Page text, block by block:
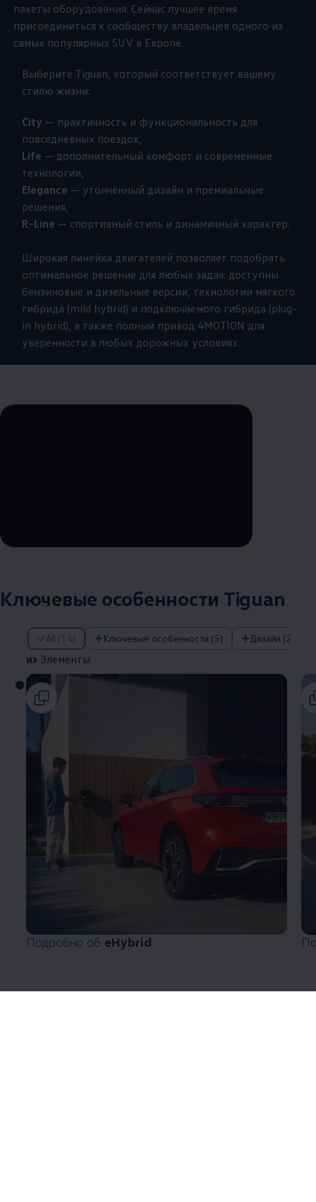
пакеты оборудования. Сейчас лучшее время
присоединиться к сообществу владельцев одного из
самых популярных SUV в Европе.
Выберите Tiguan, который соответствует вашему
стилю жизни:
City — практичность и функциональность для
повседневных поездок,
Life — дополнительный комфорт и современные
технологии,
Elegance — утончённый дизайн и премиальные
решения,
R-Line — спортивный стиль и динамичный характер.
Широкая линейка двигателей позволяет подобрать
оптимальное решение для любых задач: доступны
бензиновые и дизельные версии, технологии мягкого
гибрида (mild hybrid) и подключаемого гибрида (plug-
in hybrid), а также полный привод 4MOTION для
уверенности в любых дорожных условиях.
Remaining time, --:--
Ключевые особенности Tiguan
All (14) Ключевые особенности (5) Дизайн (2)
из Элементы
из Элементы
Подробно об eHybrid